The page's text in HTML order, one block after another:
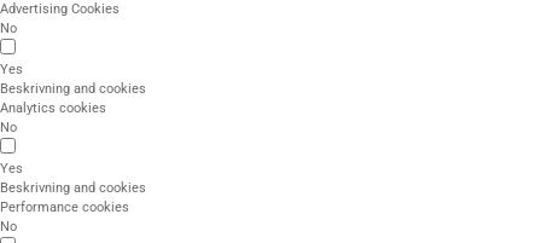
Advertising Cookies
No
Yes
Beskrivning and cookies
Analytics cookies
No
Yes
Beskrivning and cookies
Performance cookies
No